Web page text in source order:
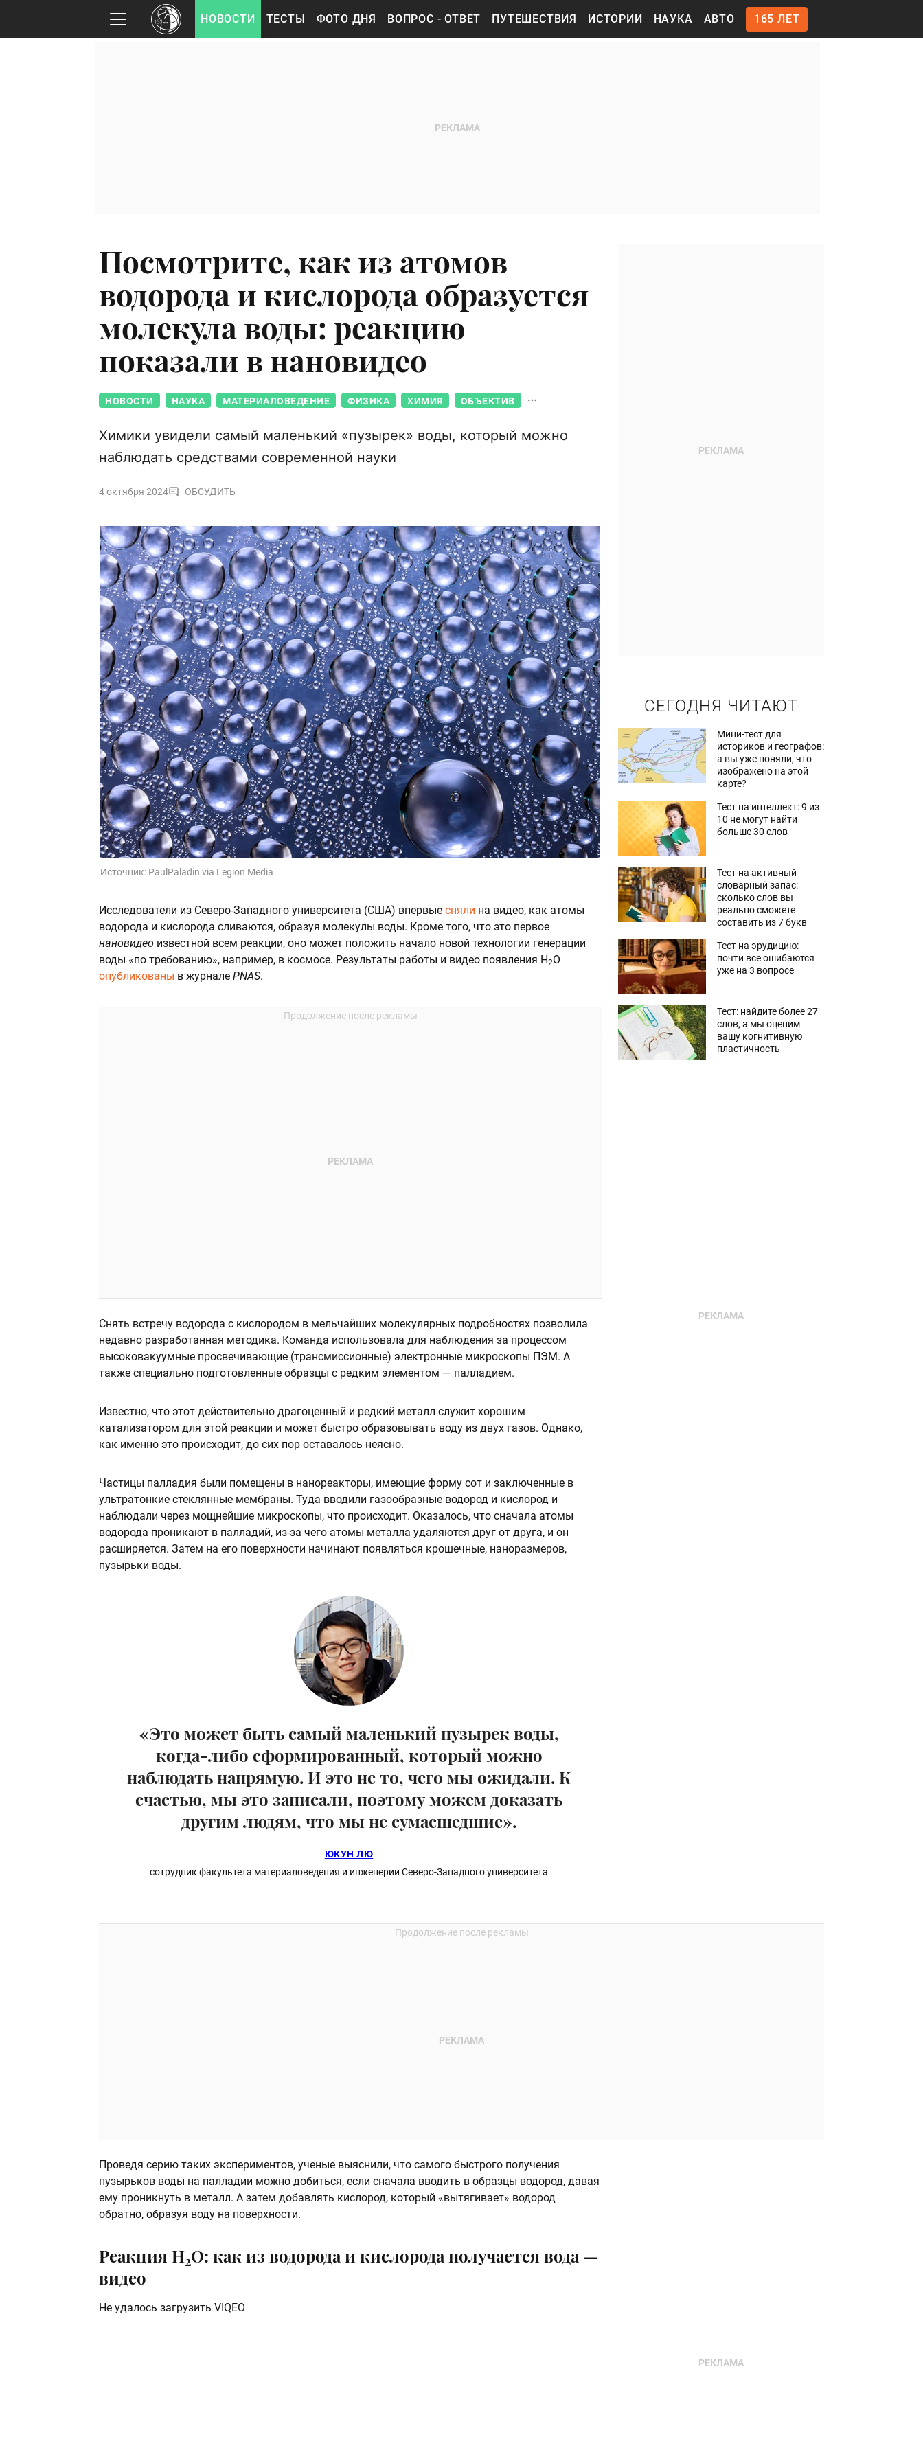
НОВОСТИ ТЕСТЫ ФОТО ДНЯ ВОПРОС - ОТВЕТ ПУТЕШЕСТВИЯ ИСТОРИИ НАУКА АВТО 165 ЛЕТ
Посмотрите, как из атомов
водорода и кислорода образуется
молекула воды: реакцию
показали в нановидео
НОВОСТИ НАУКА МАТЕРИАЛОВЕДЕНИЕ ФИЗИКА ХИМИЯ ОБЪЕКТИВ
Химики увидели самый маленький «пузырек» воды, который можно
наблюдать средствами современной науки
4 октября 2024 ОБСУДИТЬ
Источник: PaulPaladin via Legion Media
Исследователи из Северо-Западного университета (США) впервые сняли на видео, как атомы
водорода и кислорода сливаются, образуя молекулы воды. Кроме того, что это первое
нановидео известной всем реакции, оно может положить начало новой технологии генерации
воды «по требованию», например, в космосе. Результаты работы и видео появления H2O
опубликованы в журнале PNAS.
Снять встречу водорода с кислородом в мельчайших молекулярных подробностях позволила
недавно разработанная методика. Команда использовала для наблюдения за процессом
высоковакуумные просвечивающие (трансмиссионные) электронные микроскопы ПЭМ. А
также специально подготовленные образцы с редким элементом — палладием.
Известно, что этот действительно драгоценный и редкий металл служит хорошим
катализатором для этой реакции и может быстро образовывать воду из двух газов. Однако,
как именно это происходит, до сих пор оставалось неясно.
Частицы палладия были помещены в нанореакторы, имеющие форму сот и заключенные в
ультратонкие стеклянные мембраны. Туда вводили газообразные водород и кислород и
наблюдали через мощнейшие микроскопы, что происходит. Оказалось, что сначала атомы
водорода проникают в палладий, из-за чего атомы металла удаляются друг от друга, и он
расширяется. Затем на его поверхности начинают появляться крошечные, наноразмеров,
пузырьки воды.
«Это может быть самый маленький пузырек воды,
когда-либо сформированный, который можно
наблюдать напрямую. И это не то, чего мы ожидали. К
счастью, мы это записали, поэтому можем доказать
другим людям, что мы не сумасшедшие».
ЮКУН ЛЮ
сотрудник факультета материаловедения и инженерии Северо-Западного университета
Проведя серию таких экспериментов, ученые выяснили, что самого быстрого получения
пузырьков воды на палладии можно добиться, если сначала вводить в образцы водород, давая
ему проникнуть в металл. А затем добавлять кислород, который «вытягивает» водород
обратно, образуя воду на поверхности.
Реакция H2O: как из водорода и кислорода получается вода —
видео
Не удалось загрузить VIQEO
СЕГОДНЯ ЧИТАЮТ
Мини-тест для
историков и географов:
а вы уже поняли, что
изображено на этой
карте?
Тест на интеллект: 9 из
10 не могут найти
больше 30 слов
Тест на активный
словарный запас:
сколько слов вы
реально сможете
составить из 7 букв
Тест на эрудицию:
почти все ошибаются
уже на 3 вопросе
Тест: найдите более 27
слов, а мы оценим
вашу когнитивную
пластичность